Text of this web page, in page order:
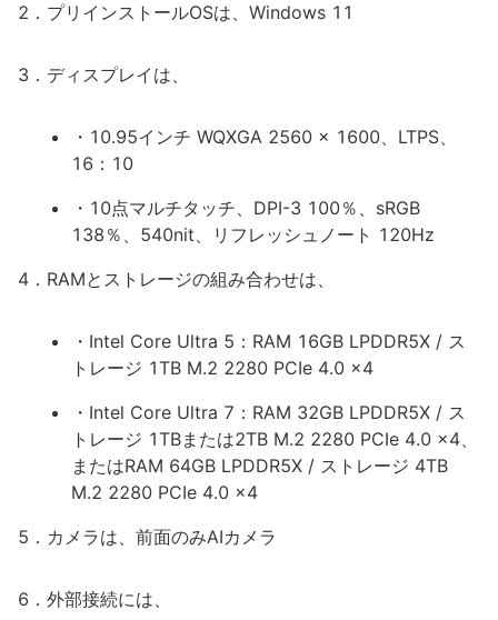
2．プリインストールOSは、Windows 11
3．ディスプレイは、
・10.95インチ WQXGA 2560 x 1600、LTPS、
16：10
・10点マルチタッチ、DPI-3 100％、sRGB
138％、540nit、リフレッシュノート 120Hz
4．RAMとストレージの組み合わせは、
・Intel Core Ultra 5：RAM 16GB LPDDR5X / ス
トレージ 1TB M.2 2280 PCIe 4.0 x4
・Intel Core Ultra 7：RAM 32GB LPDDR5X / ス
トレージ 1TBまたは2TB M.2 2280 PCIe 4.0 x4、
またはRAM 64GB LPDDR5X / ストレージ 4TB
M.2 2280 PCIe 4.0 x4
5．カメラは、前面のみAIカメラ
6．外部接続には、